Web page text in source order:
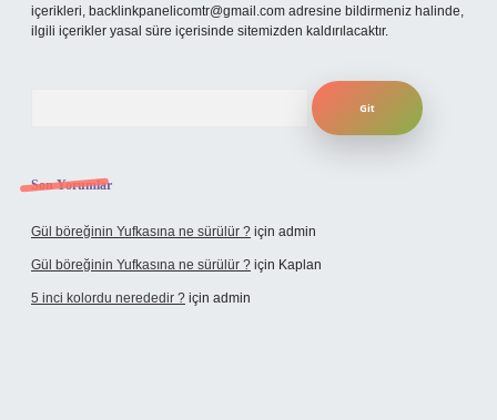
içerikleri, backlinkpanelicomtr@gmail.com adresine bildirmeniz halinde,
ilgili içerikler yasal süre içerisinde sitemizden kaldırılacaktır.
Son Yorumlar
Gül böreğinin Yufkasına ne sürülür ? için admin
Gül böreğinin Yufkasına ne sürülür ? için Kaplan
5 inci kolordu nerededir ? için admin